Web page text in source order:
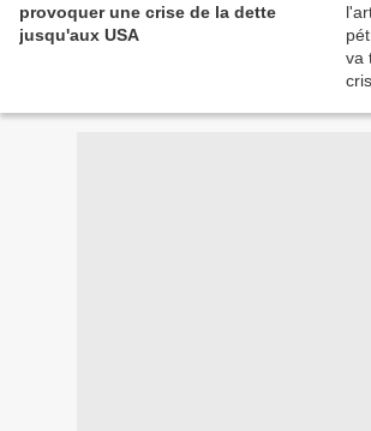
provoquer une crise de la dette
jusqu'aux USA